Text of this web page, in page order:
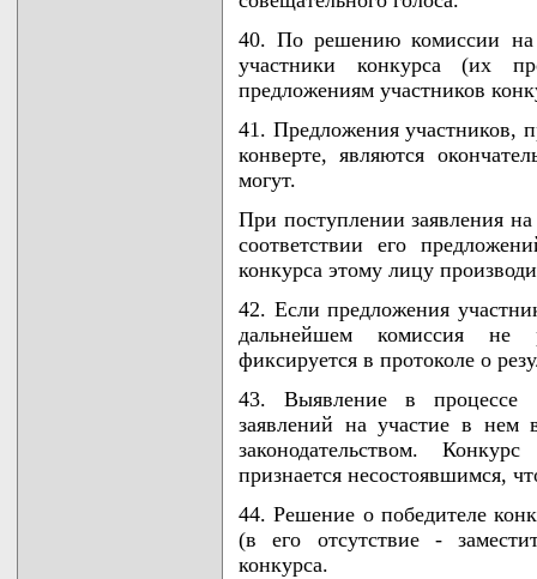
40. По решению комиссии на
участники конкурса (их
предложениям участников
41. Предложения участников,
конверте, являются
могут.
При поступлении заявления
соответствии его
конкурса этому лицу
42. Если предложения
дальнейшем комиссия не
фиксируется в протоколе о
43. Выявление в процессе
заявлений на участие в нем
законодательством.
признается несостоявшимся,
44. Решение о победителе
(в его отсутствие -
конкурса.